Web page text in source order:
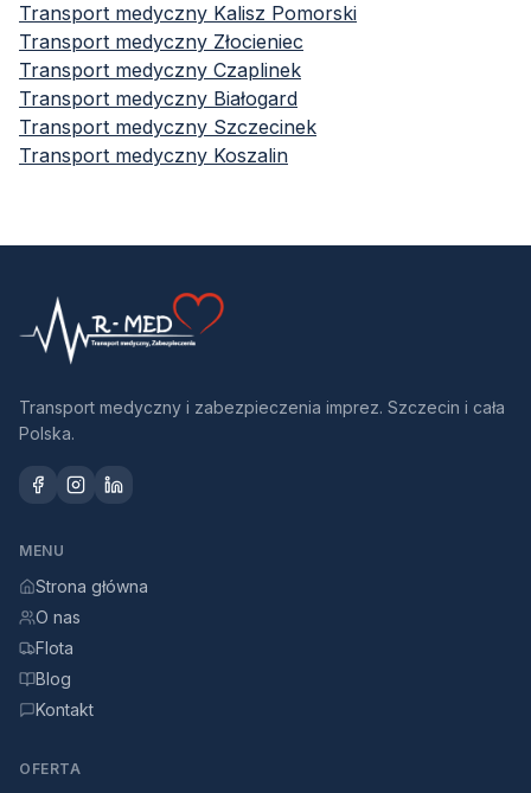
Transport medyczny Kalisz Pomorski
Transport medyczny Złocieniec
Transport medyczny Czaplinek
Transport medyczny Białogard
Transport medyczny Szczecinek
Transport medyczny Koszalin
Transport medyczny i zabezpieczenia imprez. Szczecin i cała
Polska.
MENU
Strona główna
O nas
Flota
Blog
Kontakt
OFERTA